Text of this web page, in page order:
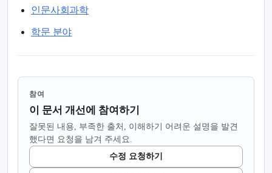
인문사회과학
학문 분야
참여
이 문서 개선에 참여하기
잘못된 내용, 부족한 출처, 이해하기 어려운 설명을 발견
했다면 요청을 남겨 주세요.
수정 요청하기